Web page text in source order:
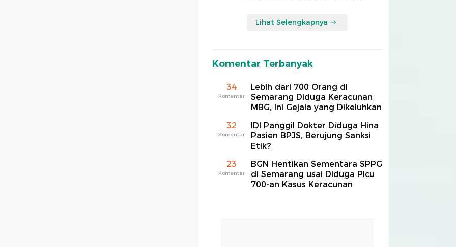
Lihat Selengkapnya
Komentar Terbanyak
34
Komentar
Lebih dari 700 Orang di
Semarang Diduga Keracunan
MBG, Ini Gejala yang Dikeluhkan
32
Komentar
IDI Panggil Dokter Diduga Hina
Pasien BPJS, Berujung Sanksi
Etik?
23
Komentar
BGN Hentikan Sementara SPPG
di Semarang usai Diduga Picu
700-an Kasus Keracunan